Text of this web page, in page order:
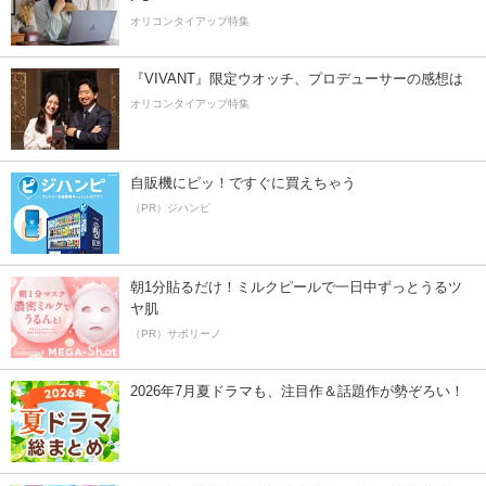
オリコンタイアップ特集
『VIVANT』限定ウオッチ、プロデューサーの感想は
オリコンタイアップ特集
自販機にピッ！ですぐに買えちゃう
（PR）ジハンピ
朝1分貼るだけ！ミルクピールで一日中ずっとうるツ
ヤ肌
（PR）サボリーノ
2026年7月夏ドラマも、注目作＆話題作が勢ぞろい！